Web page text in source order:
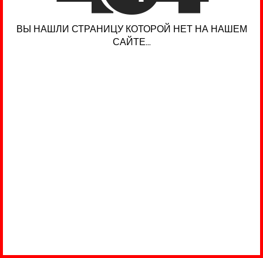
ВЫ НАШЛИ СТРАНИЦУ КОТОРОЙ НЕТ НА НАШЕМ
САЙТЕ...